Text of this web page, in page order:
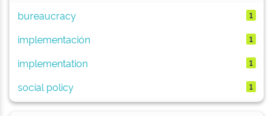
bureaucracy
1
implementación 1
implementation 1
social policy 1